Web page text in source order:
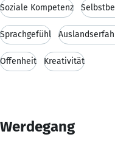
Soziale Kompetenz
Sprachgefühl
Offenheit Kreativität
Werdegang